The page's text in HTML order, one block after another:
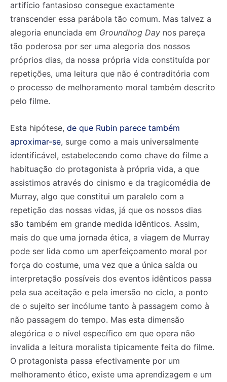
artifício fantasioso consegue exactamente
transcender essa parábola tão comum. Mas talvez a
alegoria enunciada em Groundhog Day nos pareça
tão poderosa por ser uma alegoria dos nossos
próprios dias, da nossa própria vida constituída por
repetições, uma leitura que não é contraditória com
o processo de melhoramento moral também descrito
pelo filme.
Esta hipótese, de que Rubin parece também
aproximar-se, surge como a mais universalmente
identificável, estabelecendo como chave do filme a
habituação do protagonista à própria vida, a que
assistimos através do cinismo e da tragicomédia de
Murray, algo que constitui um paralelo com a
repetição das nossas vidas, já que os nossos dias
são também em grande medida idênticos. Assim,
mais do que uma jornada ética, a viagem de Murray
pode ser lida como um aperfeiçoamento moral por
força do costume, uma vez que a única saída ou
interpretação possíveis dos eventos idênticos passa
pela sua aceitação e pela imersão no ciclo, a ponto
de o sujeito ser incólume tanto à passagem como à
não passagem do tempo. Mas esta dimensão
alegórica e o nível específico em que opera não
invalida a leitura moralista tipicamente feita do filme.
O protagonista passa efectivamente por um
melhoramento ético, existe uma aprendizagem e um